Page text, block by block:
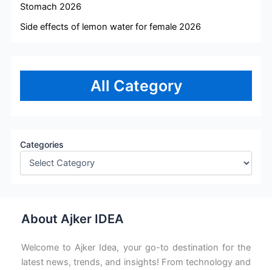
Stomach 2026
Side effects of lemon water for female 2026
All Category
Categories
About Ajker IDEA
Welcome to Ajker Idea, your go-to destination for the
latest news, trends, and insights! From technology and